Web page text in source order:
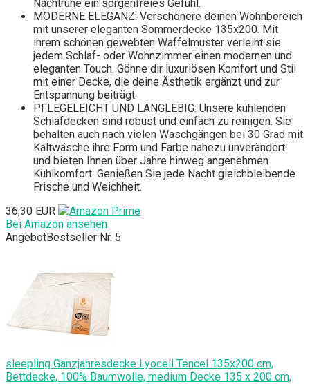
Nachtruhe ein sorgenfreies Gefühl.
MODERNE ELEGANZ: Verschönere deinen Wohnbereich
mit unserer eleganten Sommerdecke 135x200. Mit
ihrem schönen gewebten Waffelmuster verleiht sie
jedem Schlaf- oder Wohnzimmer einen modernen und
eleganten Touch. Gönne dir luxuriösen Komfort und Stil
mit einer Decke, die deine Ästhetik ergänzt und zur
Entspannung beiträgt.
PFLEGELEICHT UND LANGLEBIG: Unsere kühlenden
Schlafdecken sind robust und einfach zu reinigen. Sie
behalten auch nach vielen Waschgängen bei 30 Grad mit
Kaltwäsche ihre Form und Farbe nahezu unverändert
und bieten Ihnen über Jahre hinweg angenehmen
Kühlkomfort. Genießen Sie jede Nacht gleichbleibende
Frische und Weichheit.
36,30 EUR
Bei Amazon ansehen
AngebotBestseller Nr. 5
sleepling Ganzjahresdecke Lyocell Tencel 135x200 cm,
Bettdecke, 100% Baumwolle, medium Decke 135 x 200 cm,